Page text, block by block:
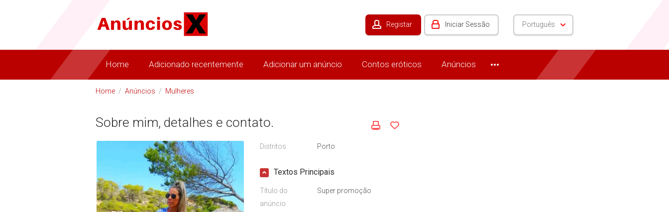
Registar Iniciar Sessão Português
Home Adicionado recentemente Adicionar um anúncio Contos eróticos Anúncios
Home / Anúncios / Mulheres
Sobre mim, detalhes e contato.
Distritos Porto
Textos Principais
Título do
anúncio
Super promoção